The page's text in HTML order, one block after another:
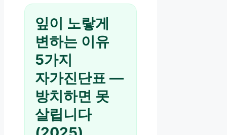
잎이 노랗게
변하는 이유
5가지
자가진단표 —
방치하면 못
살립니다